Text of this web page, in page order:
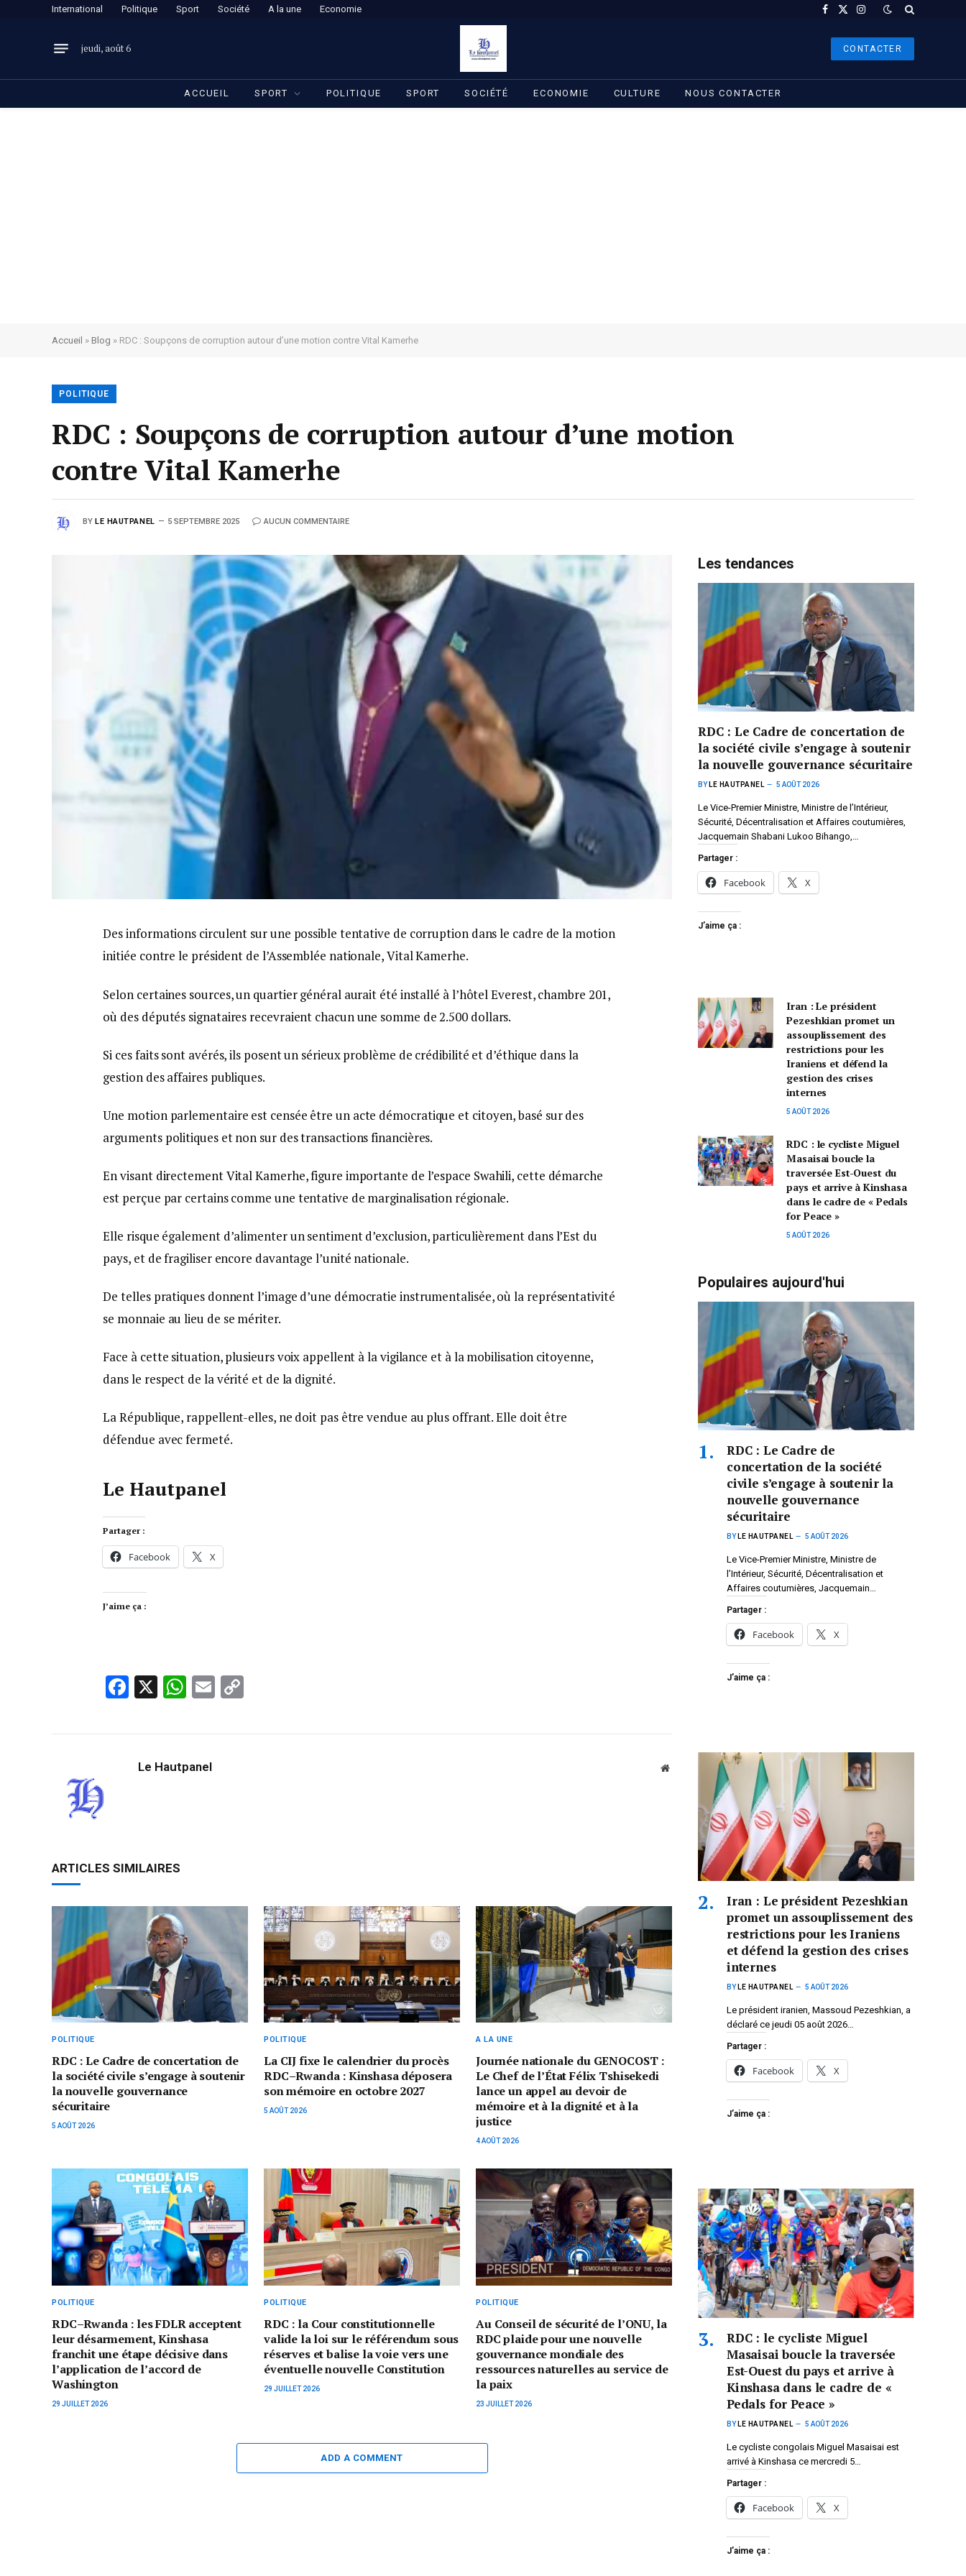
International Politique Sport Société A la une Economie Facebook
X
Instagram
jeudi, août 6 CONTACTER
ACCUEIL SPORT POLITIQUE SPORT SOCIÉTÉ ECONOMIE CULTURE NOUS CONTACTER
Accueil » Blog » RDC : Soupçons de corruption autour d’une motion contre Vital Kamerhe
POLITIQUE
RDC : Soupçons de corruption autour d’une motion
contre Vital Kamerhe
BY LE HAUTPANEL 5 SEPTEMBRE 2025 AUCUN COMMENTAIRE
Des informations circulent sur une possible tentative de corruption dans le cadre de la motion
initiée contre le président de l’Assemblée nationale, Vital Kamerhe.
Selon certaines sources, un quartier général aurait été installé à l’hôtel Everest, chambre 201,
où des députés signataires recevraient chacun une somme de 2.500 dollars.
Si ces faits sont avérés, ils posent un sérieux problème de crédibilité et d’éthique dans la
gestion des affaires publiques.
Une motion parlementaire est censée être un acte démocratique et citoyen, basé sur des
arguments politiques et non sur des transactions financières.
En visant directement Vital Kamerhe, figure importante de l’espace Swahili, cette démarche
est perçue par certains comme une tentative de marginalisation régionale.
Elle risque également d’alimenter un sentiment d’exclusion, particulièrement dans l’Est du
pays, et de fragiliser encore davantage l’unité nationale.
De telles pratiques donnent l’image d’une démocratie instrumentalisée, où la représentativité
se monnaie au lieu de se mériter.
Face à cette situation, plusieurs voix appellent à la vigilance et à la mobilisation citoyenne,
dans le respect de la vérité et de la dignité.
La République, rappellent-elles, ne doit pas être vendue au plus offrant. Elle doit être
défendue avec fermeté.
Le Hautpanel
Partager :
Facebook X
J’aime ça :
Facebook
X WhatsApp
Email
Le Hautpanel Website
ARTICLES SIMILAIRES
POLITIQUE
RDC : Le Cadre de concertation de
la société civile s’engage à soutenir
la nouvelle gouvernance
sécuritaire
5 AOÛT 2026
POLITIQUE
La CIJ fixe le calendrier du procès
RDC–Rwanda : Kinshasa déposera
son mémoire en octobre 2027
5 AOÛT 2026
A LA UNE
Journée nationale du GENOCOST :
Le Chef de l’État Félix Tshisekedi
lance un appel au devoir de
mémoire et à la dignité et à la
justice
4 AOÛT 2026
POLITIQUE
RDC–Rwanda : les FDLR acceptent
leur désarmement, Kinshasa
franchit une étape décisive dans
l’application de l’accord de
Washington
29 JUILLET 2026
POLITIQUE
RDC : la Cour constitutionnelle
valide la loi sur le référendum sous
réserves et balise la voie vers une
éventuelle nouvelle Constitution
29 JUILLET 2026
POLITIQUE
Au Conseil de sécurité de l’ONU, la
RDC plaide pour une nouvelle
gouvernance mondiale des
ressources naturelles au service de
la paix
23 JUILLET 2026
ADD A COMMENT
Les tendances
RDC : Le Cadre de concertation de
la société civile s’engage à soutenir
la nouvelle gouvernance sécuritaire
BY LE HAUTPANEL 5 AOÛT 2026
Le Vice-Premier Ministre, Ministre de l’Intérieur,
Sécurité, Décentralisation et Affaires coutumières,
Jacquemain Shabani Lukoo Bihango,…
Partager :
Facebook X
J’aime ça :
Iran : Le président
Pezeshkian promet un
assouplissement des
restrictions pour les
Iraniens et défend la
gestion des crises
internes
5 AOÛT 2026
RDC : le cycliste Miguel
Masaisai boucle la
traversée Est-Ouest du
pays et arrive à Kinshasa
dans le cadre de « Pedals
for Peace »
5 AOÛT 2026
Populaires aujourd'hui
RDC : Le Cadre de
concertation de la société
civile s’engage à soutenir la
nouvelle gouvernance
sécuritaire
BY LE HAUTPANEL 5 AOÛT 2026
Le Vice-Premier Ministre, Ministre de
l’Intérieur, Sécurité, Décentralisation et
Affaires coutumières, Jacquemain…
Partager :
Facebook X
J’aime ça :
Iran : Le président Pezeshkian
promet un assouplissement des
restrictions pour les Iraniens
et défend la gestion des crises
internes
BY LE HAUTPANEL 5 AOÛT 2026
Le président iranien, Massoud Pezeshkian, a
déclaré ce jeudi 05 août 2026…
Partager :
Facebook X
J’aime ça :
RDC : le cycliste Miguel
Masaisai boucle la traversée
Est-Ouest du pays et arrive à
Kinshasa dans le cadre de «
Pedals for Peace »
BY LE HAUTPANEL 5 AOÛT 2026
Le cycliste congolais Miguel Masaisai est
arrivé à Kinshasa ce mercredi 5…
Partager :
Facebook X
J’aime ça :